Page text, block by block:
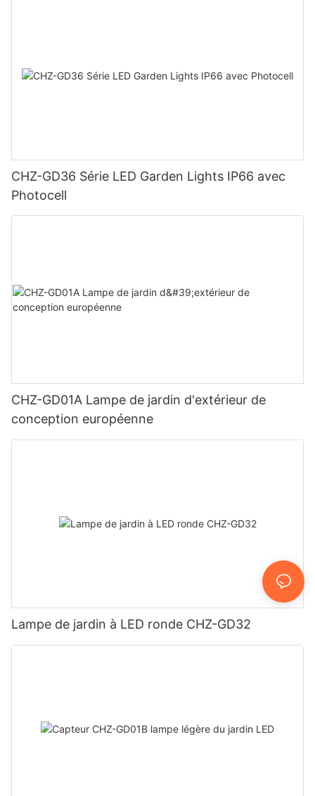
CHZ-GD36 Série LED Garden Lights IP66 avec
Photocell
CHZ-GD01A Lampe de jardin d'extérieur de
conception européenne
Lampe de jardin à LED ronde CHZ-GD32